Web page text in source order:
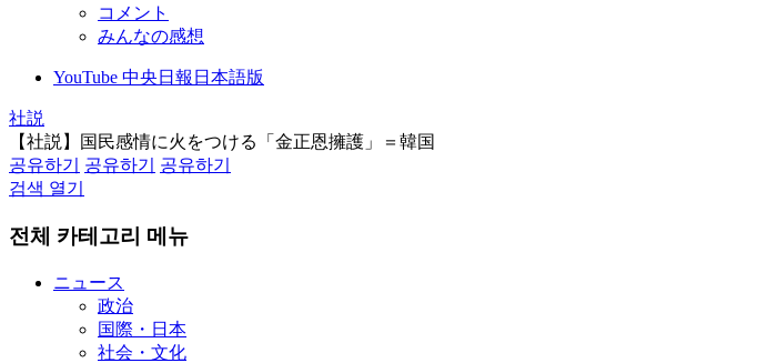
コメント
みんなの感想
YouTube 中央日報日本語版
社説
【社説】国民感情に火をつける「金正恩擁護」＝韓国
공유하기
공유하기
공유하기
검색 열기
전체 카테고리 메뉴
ニュース
政治
国際・日本
社会・文化